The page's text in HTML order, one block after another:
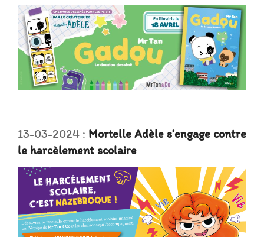
13-03-2024 : Mortelle Adèle s’engage contre
le harcèlement scolaire